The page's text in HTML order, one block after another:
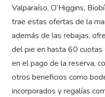
Valparaíso, O’Higgins,
trae estas ofertas de la
además de las rebajas,
del pie en hasta 60
en el pago de la reserva,
otros beneficios como
incorporados y regalías